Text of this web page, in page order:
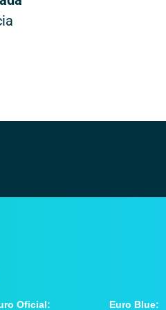
Oficial: Euro Blue: